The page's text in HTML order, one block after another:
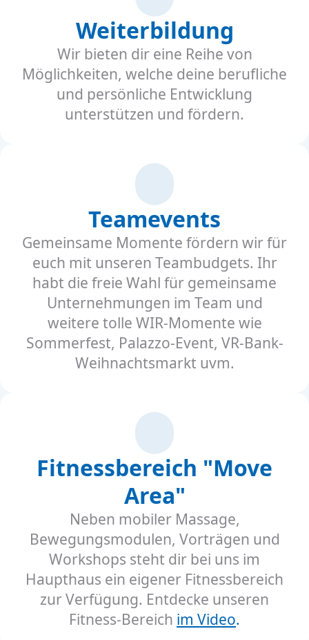
Weiterbildung
Wir bieten dir eine Reihe von
Möglichkeiten, welche deine berufliche
und persönliche Entwicklung
unterstützen und fördern.
Teamevents
Gemeinsame Momente fördern wir für
euch mit unseren Teambudgets. Ihr
habt die freie Wahl für gemeinsame
Unternehmungen im Team und
weitere tolle WIR-Momente wie
Sommerfest, Palazzo-Event, VR-Bank-
Weihnachtsmarkt uvm.
Fitnessbereich "Move
Area"
Neben mobiler Massage,
Bewegungsmodulen, Vorträgen und
Workshops steht dir bei uns im
Haupthaus ein eigener Fitnessbereich
zur Verfügung. Entdecke unseren
Fitness-Bereich im Video.